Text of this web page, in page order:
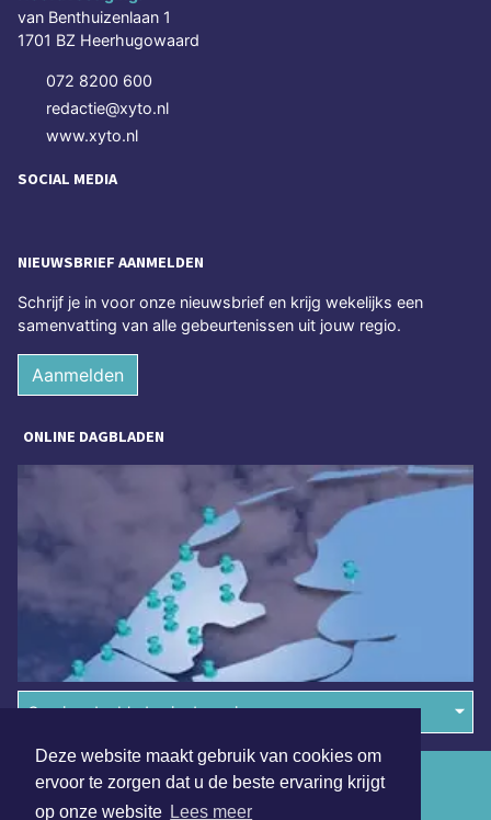
Deze website maakt gebruik van cookies om
ervoor te zorgen dat u de beste ervaring krijgt
op onze website Lees meer
van Benthuizenlaan 1
1701 BZ Heerhugowaard
072 8200 600
redactie@xyto.nl
www.xyto.nl
SOCIAL MEDIA
NIEUWSBRIEF AANMELDEN
Schrijf je in voor onze nieuwsbrief en krijg wekelijks een
samenvatting van alle gebeurtenissen uit jouw regio.
Aanmelden
ONLINE DAGBLADEN
Overige dagbladen in de regio
Algemene voorwaarden